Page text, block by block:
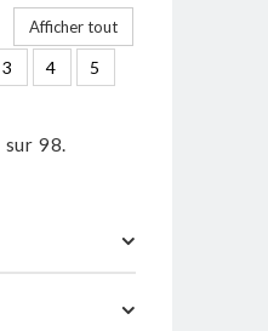
Afficher tout
3 4 5
98.